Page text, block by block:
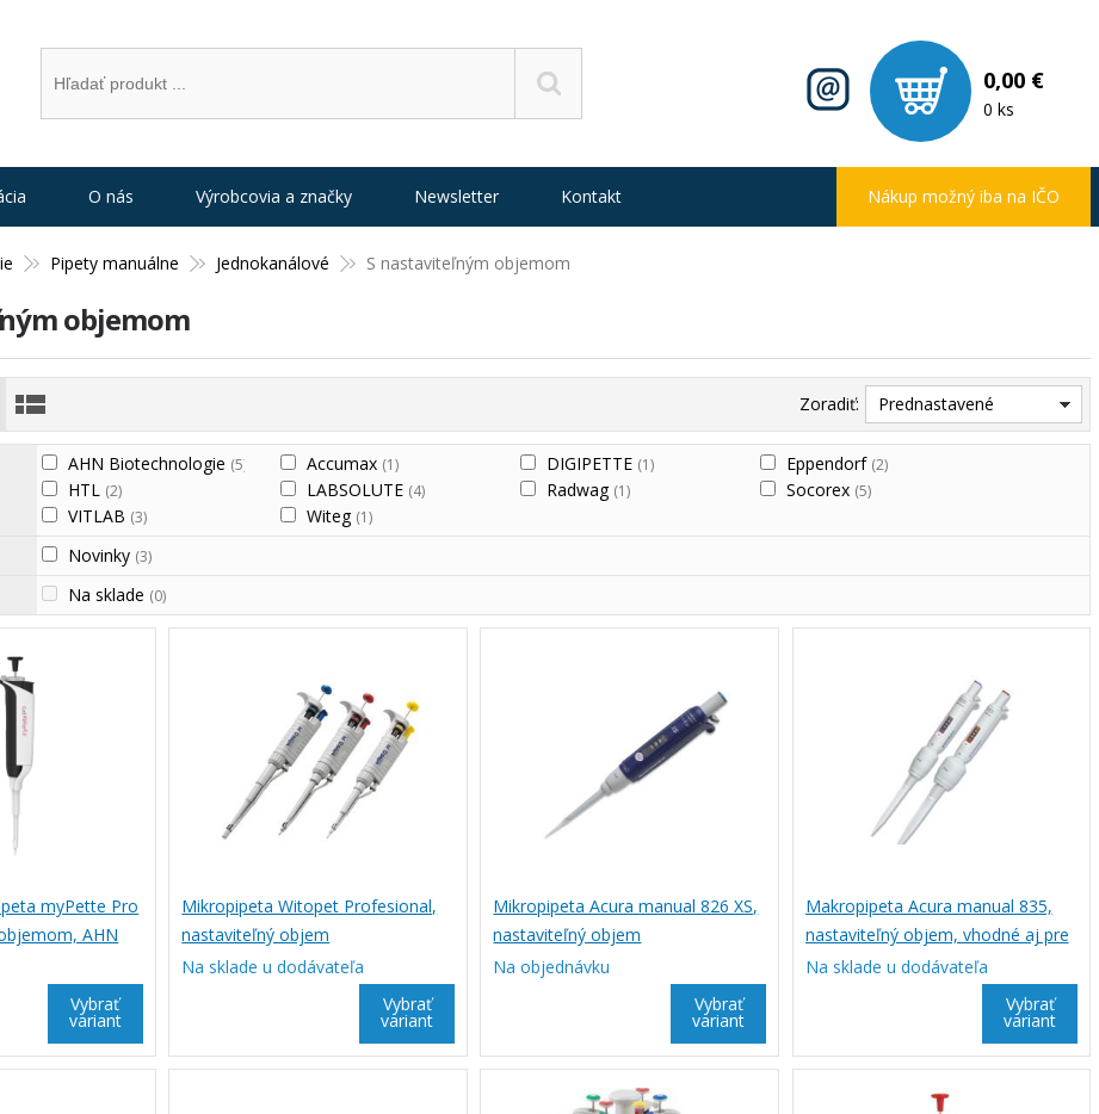
0,00 €
0 ks
Pipety manuálne Jednokanálové S nastaviteľným objemom
objemom
Zoradiť: Prednastavené
AHN Biotechnologie (5) Accumax (1) DIGIPETTE (1) Eppendorf (2)
HTL (2) LABSOLUTE (4) Radwag (1) Socorex (5)
VITLAB (3) Witeg (1)
Novinky (3)
Na sklade (0)
myPette Pro
AHN
Vybrať
variant
Mikropipeta Witopet Profesional,
nastaviteľný objem
Na sklade u dodávateľa
Vybrať
variant
Mikropipeta Acura manual 826 XS,
nastaviteľný objem
Na objednávku
Vybrať
variant
Makropipeta Acura manual 835,
nastaviteľný objem, vhodné aj pre
pasteur pipety
Na sklade u dodávateľa
Vybrať
variant
O nás Výrobcovia a značky Newsletter Kontakt Nákup možný iba na IČO